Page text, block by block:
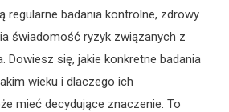
regularne badania kontrolne, zdrowy
świadomość ryzyk związanych z
Dowiesz się, jakie konkretne badania
wieku i dlaczego ich
mieć decydujące znaczenie. To